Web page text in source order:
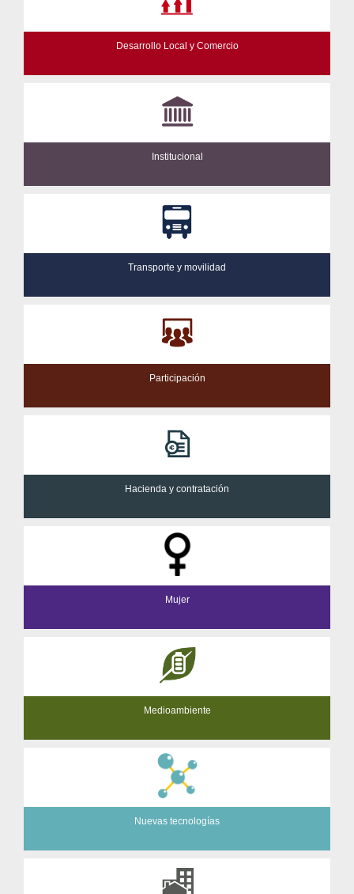
Desarrollo Local y Comercio
Institucional
Transporte y movilidad
Participación
Hacienda y contratación
Mujer
Medioambiente
Nuevas tecnologías